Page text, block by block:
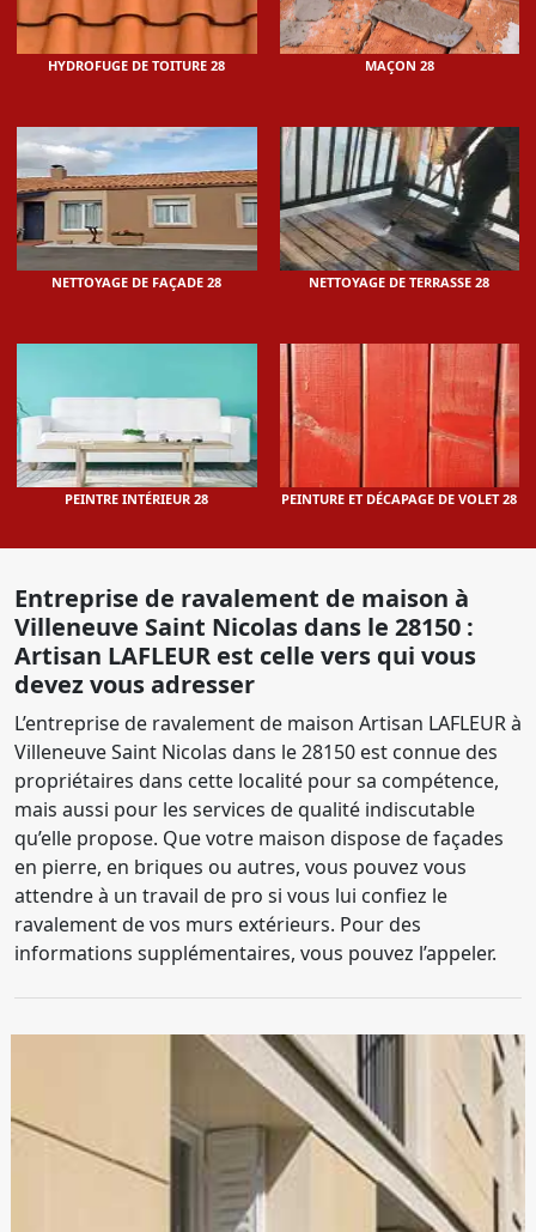
HYDROFUGE DE TOITURE 28 MAÇON 28
NETTOYAGE DE FAÇADE 28 NETTOYAGE DE TERRASSE 28
PEINTRE INTÉRIEUR 28 PEINTURE ET DÉCAPAGE DE VOLET 28
Entreprise de ravalement de maison à
Villeneuve Saint Nicolas dans le 28150 :
Artisan LAFLEUR est celle vers qui vous
devez vous adresser
L’entreprise de ravalement de maison Artisan LAFLEUR à
Villeneuve Saint Nicolas dans le 28150 est connue des
propriétaires dans cette localité pour sa compétence,
mais aussi pour les services de qualité indiscutable
qu’elle propose. Que votre maison dispose de façades
en pierre, en briques ou autres, vous pouvez vous
attendre à un travail de pro si vous lui confiez le
ravalement de vos murs extérieurs. Pour des
informations supplémentaires, vous pouvez l’appeler.